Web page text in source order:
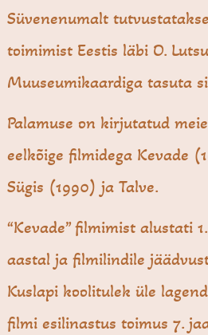
Süvenenumalt
toimimist Eestis läbi O. Lutsu
Muuseumikaardiga tasuta
Palamuse on kirjutatud
eelkõige filmidega Kevade
Sügis (1990) ja Talve.
“Kevade” filmimist alustati
aastal ja filmilindile
Kuslapi koolitulek üle
filmi esilinastus toimus 7.